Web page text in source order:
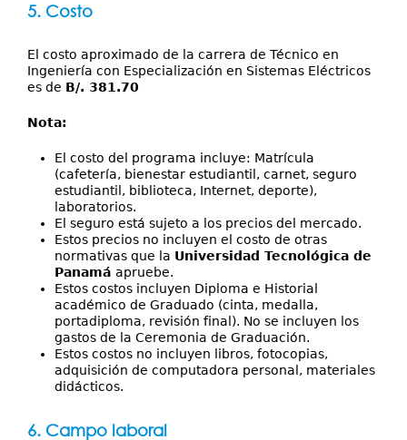
5. Costo
El costo aproximado de la carrera de Técnico en
Ingeniería con Especialización en Sistemas Eléctricos
es de B/. 381.70
Nota:
El costo del programa incluye: Matrícula
(cafetería, bienestar estudiantil, carnet, seguro
estudiantil, biblioteca, Internet, deporte),
laboratorios.
El seguro está sujeto a los precios del mercado.
Estos precios no incluyen el costo de otras
normativas que la Universidad Tecnológica de
Panamá apruebe.
Estos costos incluyen Diploma e Historial
académico de Graduado (cinta, medalla,
portadiploma, revisión final). No se incluyen los
gastos de la Ceremonia de Graduación.
Estos costos no incluyen libros, fotocopias,
adquisición de computadora personal, materiales
didácticos.
6. Campo laboral